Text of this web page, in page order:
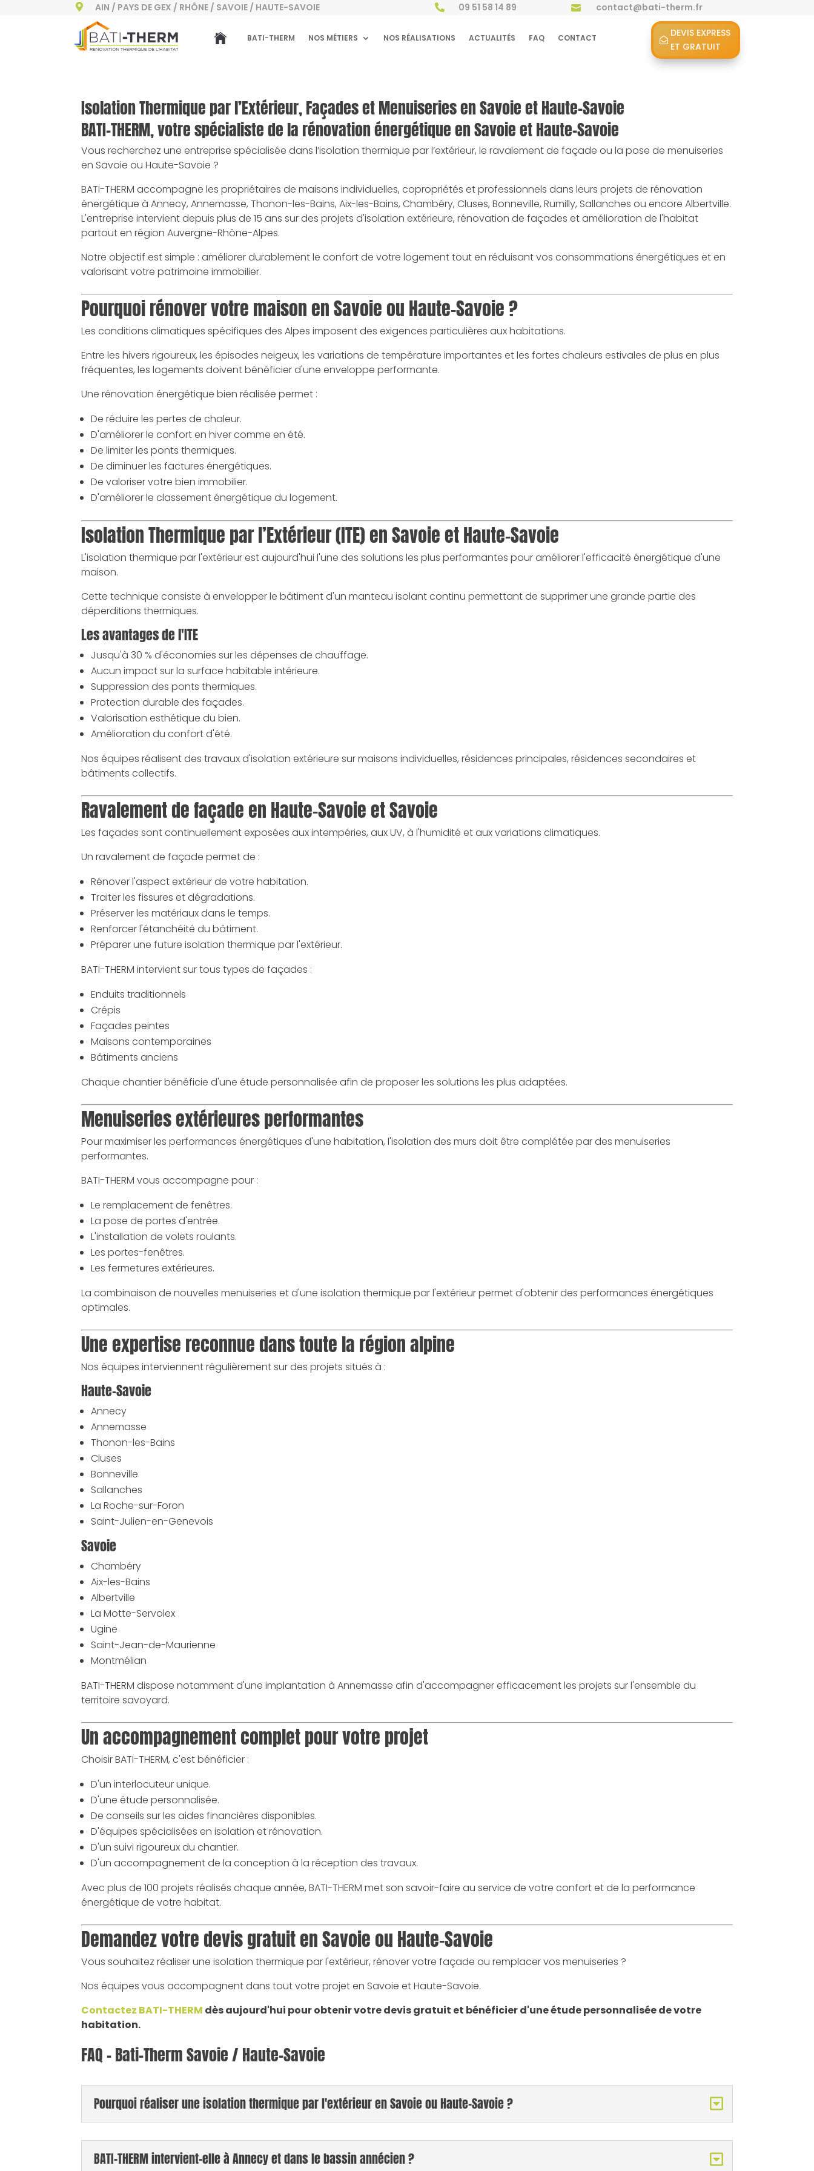
 AIN / PAYS DE GEX / RHÔNE / SAVOIE / HAUTE-SAVOIE  09 51 58 14 89  contact@bati-therm.fr
BATI-THERM NOS MÉTIERS NOS RÉALISATIONS ACTUALITÉS FAQ CONTACT
DEVIS EXPRESS
ET GRATUIT
Isolation Thermique par l’Extérieur, Façades et Menuiseries en Savoie et Haute-Savoie
BATI-THERM, votre spécialiste de la rénovation énergétique en Savoie et Haute-Savoie
Vous recherchez une entreprise spécialisée dans l’isolation thermique par l’extérieur, le ravalement de façade ou la pose de menuiseries
en Savoie ou Haute-Savoie ?
BATI-THERM accompagne les propriétaires de maisons individuelles, copropriétés et professionnels dans leurs projets de rénovation
énergétique à Annecy, Annemasse, Thonon-les-Bains, Aix-les-Bains, Chambéry, Cluses, Bonneville, Rumilly, Sallanches ou encore Albertville.
L'entreprise intervient depuis plus de 15 ans sur des projets d'isolation extérieure, rénovation de façades et amélioration de l'habitat
partout en région Auvergne-Rhône-Alpes.
Notre objectif est simple : améliorer durablement le confort de votre logement tout en réduisant vos consommations énergétiques et en
valorisant votre patrimoine immobilier.
Pourquoi rénover votre maison en Savoie ou Haute-Savoie ?
Les conditions climatiques spécifiques des Alpes imposent des exigences particulières aux habitations.
Entre les hivers rigoureux, les épisodes neigeux, les variations de température importantes et les fortes chaleurs estivales de plus en plus
fréquentes, les logements doivent bénéficier d'une enveloppe performante.
Une rénovation énergétique bien réalisée permet :
De réduire les pertes de chaleur.
D'améliorer le confort en hiver comme en été.
De limiter les ponts thermiques.
De diminuer les factures énergétiques.
De valoriser votre bien immobilier.
D'améliorer le classement énergétique du logement.
Isolation Thermique par l’Extérieur (ITE) en Savoie et Haute-Savoie
L'isolation thermique par l'extérieur est aujourd'hui l'une des solutions les plus performantes pour améliorer l'efficacité énergétique d'une
maison.
Cette technique consiste à envelopper le bâtiment d'un manteau isolant continu permettant de supprimer une grande partie des
déperditions thermiques.
Les avantages de l'ITE
Jusqu'à 30 % d'économies sur les dépenses de chauffage.
Aucun impact sur la surface habitable intérieure.
Suppression des ponts thermiques.
Protection durable des façades.
Valorisation esthétique du bien.
Amélioration du confort d'été.
Nos équipes réalisent des travaux d'isolation extérieure sur maisons individuelles, résidences principales, résidences secondaires et
bâtiments collectifs.
Ravalement de façade en Haute-Savoie et Savoie
Les façades sont continuellement exposées aux intempéries, aux UV, à l'humidité et aux variations climatiques.
Un ravalement de façade permet de :
Rénover l'aspect extérieur de votre habitation.
Traiter les fissures et dégradations.
Préserver les matériaux dans le temps.
Renforcer l'étanchéité du bâtiment.
Préparer une future isolation thermique par l'extérieur.
BATI-THERM intervient sur tous types de façades :
Enduits traditionnels
Crépis
Façades peintes
Maisons contemporaines
Bâtiments anciens
Chaque chantier bénéficie d'une étude personnalisée afin de proposer les solutions les plus adaptées.
Menuiseries extérieures performantes
Pour maximiser les performances énergétiques d'une habitation, l'isolation des murs doit être complétée par des menuiseries
performantes.
BATI-THERM vous accompagne pour :
Le remplacement de fenêtres.
La pose de portes d'entrée.
L'installation de volets roulants.
Les portes-fenêtres.
Les fermetures extérieures.
La combinaison de nouvelles menuiseries et d'une isolation thermique par l'extérieur permet d'obtenir des performances énergétiques
optimales.
Une expertise reconnue dans toute la région alpine
Nos équipes interviennent régulièrement sur des projets situés à :
Haute-Savoie
Annecy
Annemasse
Thonon-les-Bains
Cluses
Bonneville
Sallanches
La Roche-sur-Foron
Saint-Julien-en-Genevois
Savoie
Chambéry
Aix-les-Bains
Albertville
La Motte-Servolex
Ugine
Saint-Jean-de-Maurienne
Montmélian
BATI-THERM dispose notamment d'une implantation à Annemasse afin d'accompagner efficacement les projets sur l'ensemble du
territoire savoyard.
Un accompagnement complet pour votre projet
Choisir BATI-THERM, c'est bénéficier :
D'un interlocuteur unique.
D'une étude personnalisée.
De conseils sur les aides financières disponibles.
D'équipes spécialisées en isolation et rénovation.
D'un suivi rigoureux du chantier.
D'un accompagnement de la conception à la réception des travaux.
Avec plus de 100 projets réalisés chaque année, BATI-THERM met son savoir-faire au service de votre confort et de la performance
énergétique de votre habitat.
Demandez votre devis gratuit en Savoie ou Haute-Savoie
Vous souhaitez réaliser une isolation thermique par l'extérieur, rénover votre façade ou remplacer vos menuiseries ?
Nos équipes vous accompagnent dans tout votre projet en Savoie et Haute-Savoie.
Contactez BATI-THERM dès aujourd'hui pour obtenir votre devis gratuit et bénéficier d'une étude personnalisée de votre
habitation.
FAQ – Bati-Therm Savoie / Haute-Savoie
Pourquoi réaliser une isolation thermique par l'extérieur en Savoie ou Haute-Savoie ?
BATI-THERM intervient-elle à Annecy et dans le bassin annécien ?